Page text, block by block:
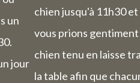
un
jour
chien jusqu'à 11h30
vous prions
chien tenu en laisse
la table afin que
31 juillet
heureux de vous
du 3 au 9